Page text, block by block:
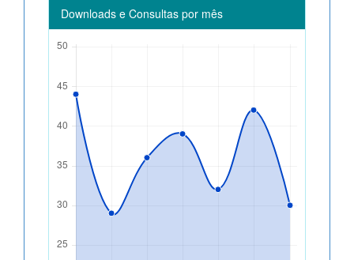
Downloads e Consultas por mês